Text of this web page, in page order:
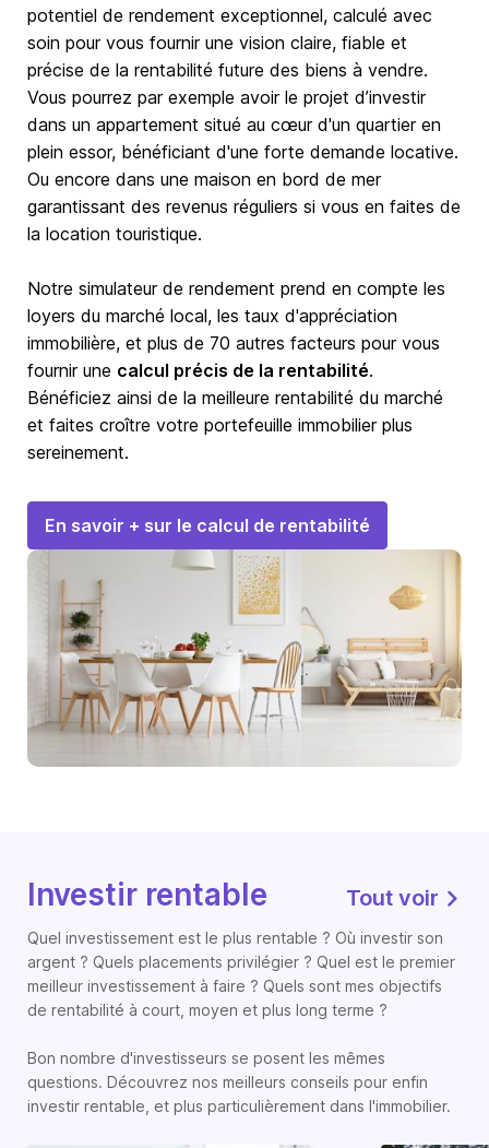
potentiel de rendement exceptionnel, calculé avec
soin pour vous fournir une vision claire, fiable et
précise de la rentabilité future des biens à vendre.
Vous pourrez par exemple avoir le projet d’investir
dans un appartement situé au cœur d'un quartier en
plein essor, bénéficiant d'une forte demande locative.
Ou encore dans une maison en bord de mer
garantissant des revenus réguliers si vous en faites de
la location touristique.
Notre simulateur de rendement prend en compte les
loyers du marché local, les taux d'appréciation
immobilière, et plus de 70 autres facteurs pour vous
fournir une calcul précis de la rentabilité.
Bénéficiez ainsi de la meilleure rentabilité du marché
et faites croître votre portefeuille immobilier plus
sereinement.
En savoir + sur le calcul de rentabilité
Investir rentable Tout voir
Quel investissement est le plus rentable ? Où investir son
argent ? Quels placements privilégier ? Quel est le premier
meilleur investissement à faire ? Quels sont mes objectifs
de rentabilité à court, moyen et plus long terme ?
Bon nombre d'investisseurs se posent les mêmes
questions. Découvrez nos meilleurs conseils pour enfin
investir rentable, et plus particulièrement dans l'immobilier.